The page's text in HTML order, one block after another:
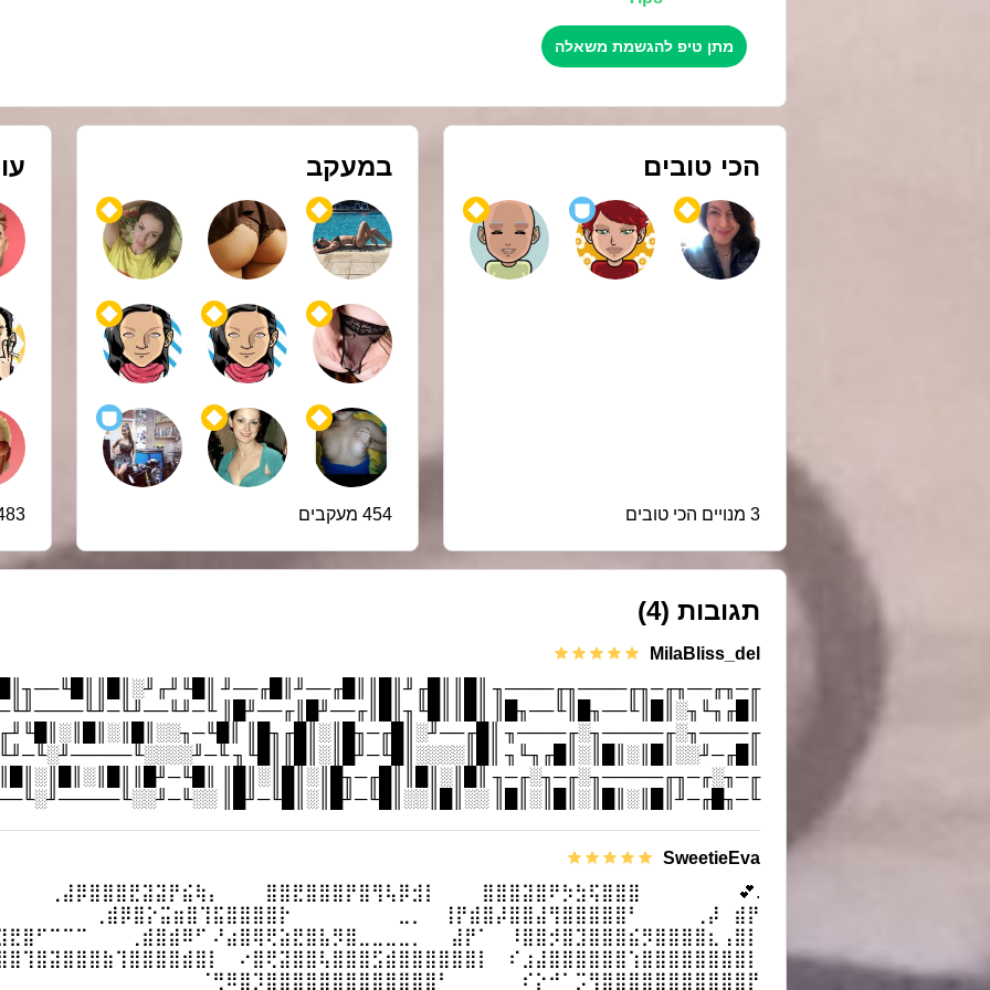
מתן טיפ להגשמת משאלה
הכי טובים
3 מנויים הכי טובים
במעקב
454 מעקבים 483
תגובות (4)
MilaBliss_del
║█║║█╓╜║█║║█╓──╜║█╓──╜ ║█╙╜╓╜░║█║║█╙──╖║█╙──╖
║█║║█╙╖║█║╓──╜█║╓──╜█║ ╙─╜╙──╜╙─╜╙────╜╙────╜
║█╓──╜░║█╓─╖█║░║█╓╖█║ ║█╙─╖░░║█║░║█║░║█╙╜╓╜
║█║░░░░║█╙─╜█║░║█║║█╙╖ ╙─╜░░░░╙─────╜░╙─╜╙──╜
║█║░║█║║█╓─╖█║░║█║░║█║ ║█╙─╜█║║█║░║█║░║█║░║█║
░░║█║░░║█╙─╜█║░║█╙─╜█║ ░░╙─╜░░╙─────╜░╙─────╜
SweetieEva
⠀⠀⠀⢀⣼⡿⣿⣿⣿⣟⣽⣽⡟⣮⢷⡄ ⠀⠀⠀⣿⣿⣟⣿⣿⣿⡟⣿⢻⢧⡿⣺⡇ ⠀⠀⠀⣿⣿⣿⣽⣿⠟⡳⣳⢯⣿⣿⣿⠀⠀⠀⠀⠀⠀ ⠀💕
⠀⢀⣾⡿⣿⡕⣭⣶⣿⢹⣯⣿⣿⣿⣿⡗⠀⠀⠀⠀⠀⠀⠀⠀⣀⡀ ⠀⢸⡟⣾⣿⡼⣿⣿⣼⢻⣿⣿⣿⣿⣿⠃⠀⠀⠀⠀⢀⡼⠀⣾⡟
⠜⣴⣿⢿⢟⣵⣟⣿⣧⡻⣿⣀⣀⣀⣀⡀⠀⠀⣼⡟⠁ ⠀⠸⣿⣿⡺⣿⣹⣿⣿⣿⣮⡻⣿⣿⣿⣿⣆⢠⣿⡇
⠀⠔⣿⢟⣽⣿⣿⢧⣿⣿⣿⣫⣾⣿⣿⣿⣿⣿⣿⡇ ⠀⠎⣰⣼⣿⣿⣿⣿⣿⣿⢱⣿⣿⣿⣿⣿⣿⣿⣿⡇
⠀⠈⢛⠿⣿⡹⣿⣿⣿⣿⣿⣿⣿⣿⣿⣿⣿⣿⣿⠃⠀⠀⠀⠀ ⠀⠎⡕⠚⠁⡩⢻⣿⣿⣿⣿⣿⣿⣿⣿⣿⣿⣿⡟